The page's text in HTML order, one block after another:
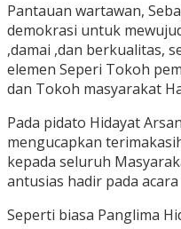
Pantauan wartawan,
demokrasi untuk
,damai ,dan berkualitas,
elemen Seperi Tokoh
dan Tokoh masyarakat
Pada pidato Hidayat
mengucapkan
kepada seluruh
antusias hadir pada
Seperti biasa Panglima